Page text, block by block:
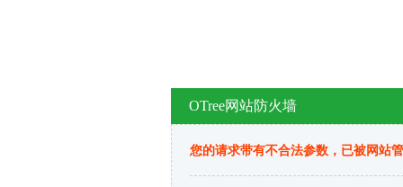
OTree网站防火墙
您的请求带有不合法参数，已被网站